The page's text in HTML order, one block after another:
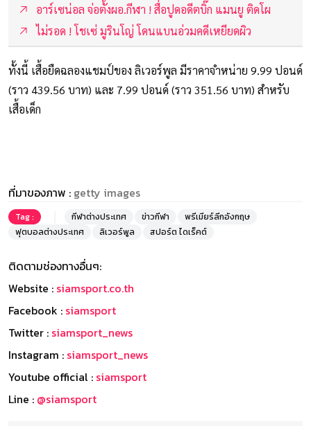
อาร์เซน่อล จ่อตั้งผอ.กีฬา ! สื่อปูดอดีตบิ๊ก แมนยู ติดโผ
ไม่รอด ! โชเซ่ มูรินโญ่ โดนแบนอ่วมคดีเหยียดผิว
ทั้งนี้ เสื้อยืดฉลองแชมป์ของ ลิเวอร์พูล มีราคาจำหน่าย 9.99 ปอนด์
(ราว 439.56 บาท) และ 7.99 ปอนด์ (ราว 351.56 บาท) สำหรับ
เสื้อเด็ก
ที่มาของภาพ : getty images
Tag : กีฬาต่างประเทศ ข่าวกีฬา
พรีเมียร์ลีกอังกฤษ
ฟุตบอลต่างประเทศ
ลิเวอร์พูล สปอร์ต ไดเร็คต์
ติดตามช่องทางอื่นๆ:
Website : siamsport.co.th
Facebook : siamsport
Twitter : siamsport_news
Instagram : siamsport_news
Youtube official : siamsport
Line : @siamsport